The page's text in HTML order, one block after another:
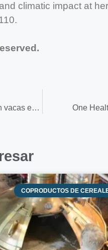
climatic impact at
Uso de un marcador sanguíneo para detectar acidosis ruminal en vacas en lactación One
COPRODUCTOS DE